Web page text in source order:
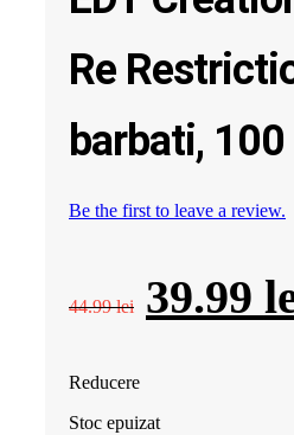
Re
barbati, 100
Be the first to leave a review.
44.99lei
Prețul
a
39.99
Reducere
Stoc epuizat